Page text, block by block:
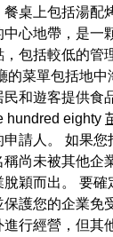
桌上包括湯配
心地帶，是一
包括較低的管
的菜單包括地
和遊客提供食
hundred eighty
請人。 如果
尚未被其他企
穎而出。 要
護您的企業免
進行經營，但其